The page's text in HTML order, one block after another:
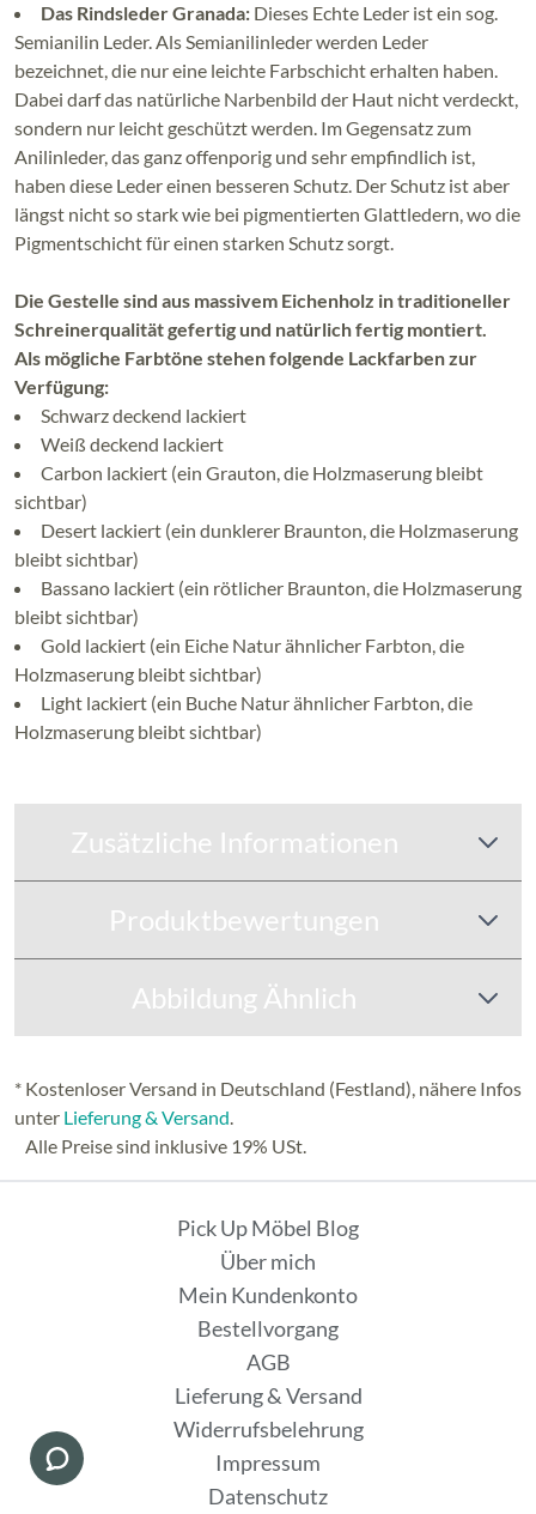
Das Rindsleder Granada: Dieses Echte Leder ist ein sog.
Semianilin Leder. Als Semianilinleder werden Leder
bezeichnet, die nur eine leichte Farbschicht erhalten haben.
Dabei darf das natürliche Narbenbild der Haut nicht verdeckt,
sondern nur leicht geschützt werden. Im Gegensatz zum
Anilinleder, das ganz offenporig und sehr empfindlich ist,
haben diese Leder einen besseren Schutz. Der Schutz ist aber
längst nicht so stark wie bei pigmentierten Glattledern, wo die
Pigmentschicht für einen starken Schutz sorgt.
Die Gestelle sind aus massivem Eichenholz in traditioneller
Schreinerqualität gefertig und natürlich fertig montiert.
Als mögliche Farbtöne stehen folgende Lackfarben zur
Verfügung:
Schwarz deckend lackiert
Weiß deckend lackiert
Carbon lackiert (ein Grauton, die Holzmaserung bleibt
sichtbar)
Desert lackiert (ein dunklerer Braunton, die Holzmaserung
bleibt sichtbar)
Bassano lackiert (ein rötlicher Braunton, die Holzmaserung
bleibt sichtbar)
Gold lackiert (ein Eiche Natur ähnlicher Farbton, die
Holzmaserung bleibt sichtbar)
Light lackiert (ein Buche Natur ähnlicher Farbton, die
Holzmaserung bleibt sichtbar)
Zusätzliche Informationen
Produktbewertungen
Abbildung Ähnlich
* Kostenloser Versand in Deutschland (Festland), nähere Infos
unter Lieferung & Versand.
Alle Preise sind inklusive 19% USt.
Pick Up Möbel Blog
Über mich
Mein Kundenkonto
Bestellvorgang
AGB
Lieferung & Versand
Widerrufsbelehrung
Impressum
Datenschutz